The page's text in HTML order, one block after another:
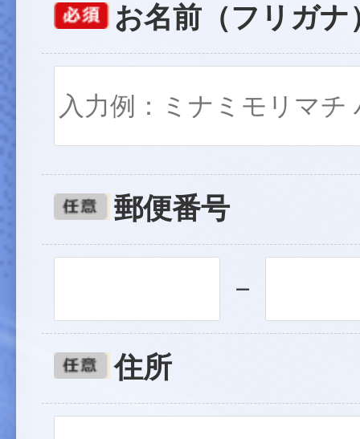
お名前（フリガナ
郵便番号
－
住所